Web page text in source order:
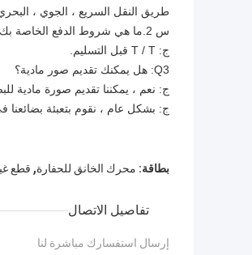
طريق النقل السريع ، الجوي ،
س 2.ما هي شروط الدفع الخاصة بك؟
ج: T / T قبل التسليم.
Q3: هل يمكنك تقديم صور مادية؟
ج: نعم ، يمكننا تقديم صورة مادية للبضائع الموجودة
ج: بشكل عام ، نقوم بتعبئة
بطاقة: محرك الخانق للحفارة, قطع غيار 523-
تفاصيل الاتصال
إرسال استفسارك مباشرة لنا